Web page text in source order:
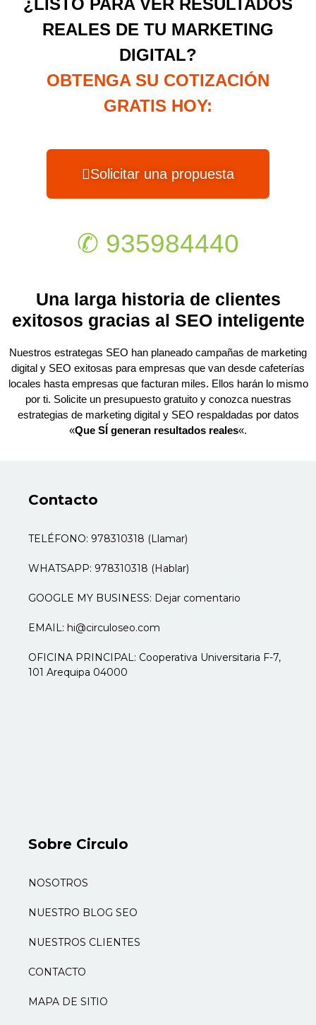
¿LISTO PARA VER RESULTADOS
REALES DE TU MARKETING
DIGITAL?
OBTENGA SU COTIZACIÓN
GRATIS HOY:
Solicitar una propuesta
✆ 935984440
Una larga historia de clientes
exitosos gracias al SEO inteligente
Nuestros estrategas SEO han planeado campañas de marketing
digital y SEO exitosas para empresas que van desde cafeterías
locales hasta empresas que facturan miles. Ellos harán lo mismo
por ti. Solicite un presupuesto gratuito y conozca nuestras
estrategias de marketing digital y SEO respaldadas por datos
«Que SÍ generan resultados reales«.
Contacto
TELÉFONO: 978310318 (Llamar)
WHATSAPP: 978310318 (Hablar)
GOOGLE MY BUSINESS: Dejar comentario
EMAIL: hi@circuloseo.com
OFICINA PRINCIPAL: Cooperativa Universitaria F-7,
101 Arequipa 04000
Sobre Circulo
NOSOTROS
NUESTRO BLOG SEO
NUESTROS CLIENTES
CONTACTO
MAPA DE SITIO